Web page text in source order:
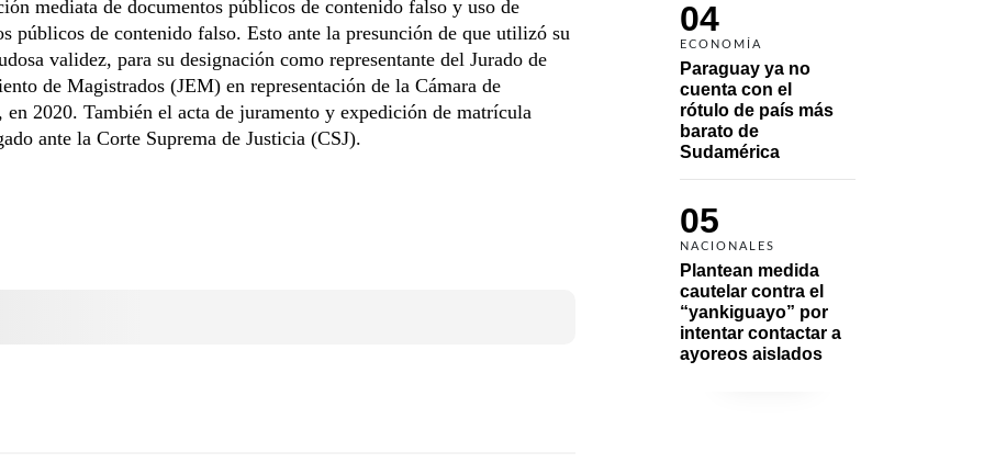
04
ECONOMÍA
Paraguay ya no
cuenta con el
rótulo de país más
barato de
Sudamérica
05
NACIONALES
Plantean medida
cautelar contra el
“yankiguayo” por
intentar contactar a
ayoreos aislados
mediata de documentos públicos de contenido falso y uso de
públicos de contenido falso. Esto ante la presunción de que utilizó su
validez, para su designación como representante del Jurado de
de Magistrados (JEM) en representación de la Cámara de
en 2020. También el acta de juramento y expedición de matrícula
ante la Corte Suprema de Justicia (CSJ).